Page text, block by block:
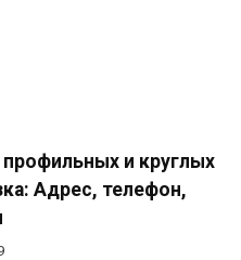
и круглых
Адрес, телефон,